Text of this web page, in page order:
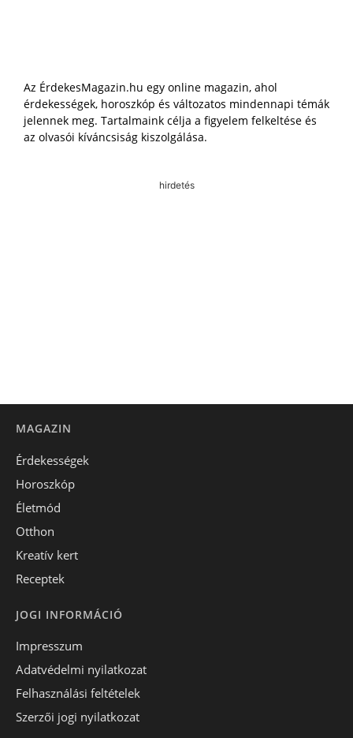
Az ÉrdekesMagazin.hu egy online magazin, ahol
érdekességek, horoszkóp és változatos mindennapi témák
jelennek meg. Tartalmaink célja a figyelem felkeltése és
az olvasói kíváncsiság kiszolgálása.
hirdetés
MAGAZIN
Érdekességek
Horoszkóp
Életmód
Otthon
Kreatív kert
Receptek
JOGI INFORMÁCIÓ
Impresszum
Adatvédelmi nyilatkozat
Felhasználási feltételek
Szerzői jogi nyilatkozat